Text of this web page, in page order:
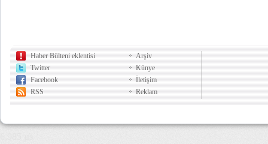
Haber Bülteni eklentisi
Twitter
Facebook
RSS
Arşiv
Künye
İletişim
Reklam